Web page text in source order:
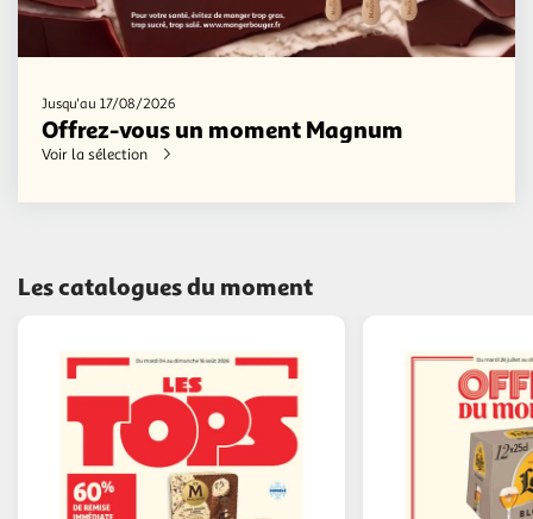
Jusqu'au 17/08/2026
Offrez-vous un moment Magnum
Voir la sélection
Les catalogues du moment